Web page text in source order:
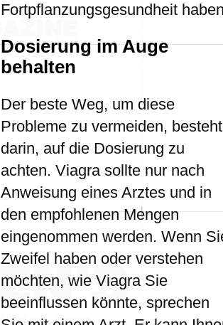
Fortpflanzungsgesundheit
Dosierung im Auge
behalten
Der beste Weg, um diese
Probleme zu vermeiden, besteht
darin, auf die Dosierung zu
achten. Viagra sollte nur nach
Anweisung eines Arztes und in
den empfohlenen Mengen
eingenommen werden. Wenn
Zweifel haben oder verstehen
möchten, wie Viagra Sie
beeinflussen könnte, sprechen